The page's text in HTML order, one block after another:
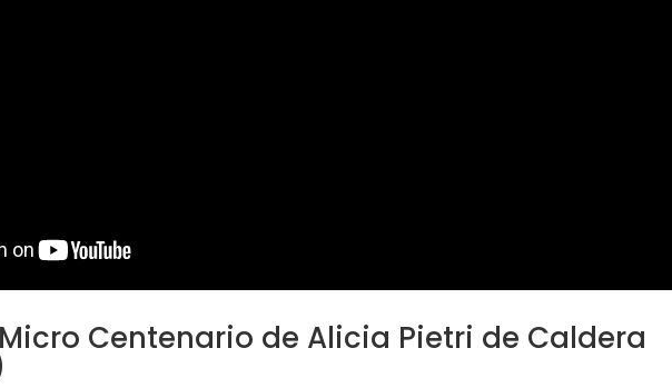
Micro Centenario de Alicia Pietri de Caldera